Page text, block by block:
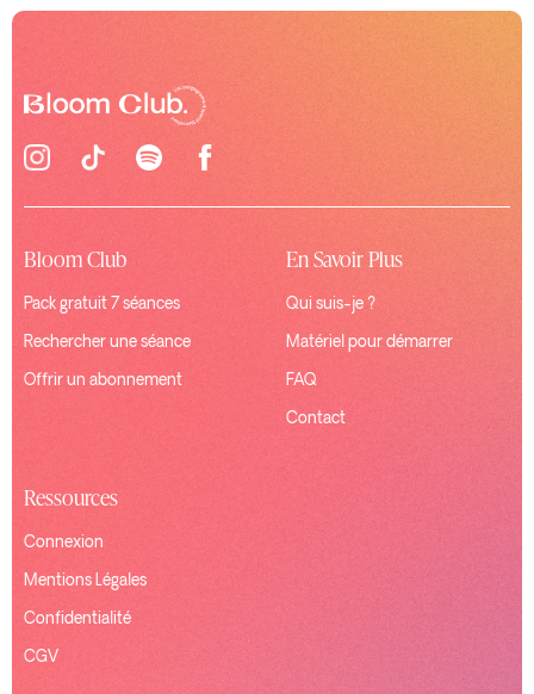
Bloom Club
Pack gratuit 7 séances
Rechercher une séance
Offrir un abonnement
En Savoir Plus
Qui suis-je ?
Matériel pour démarrer
FAQ
Contact
Ressources
Connexion
Mentions Légales
Confidentialité
CGV